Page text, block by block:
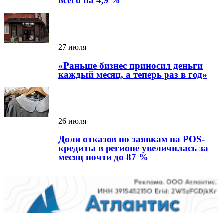
27 июля
«Раньше бизнес приносил деньги
каждый месяц, а теперь раз в год»
26 июля
Доля отказов по заявкам на POS-
кредиты в регионе увеличилась за
месяц почти до 87 %